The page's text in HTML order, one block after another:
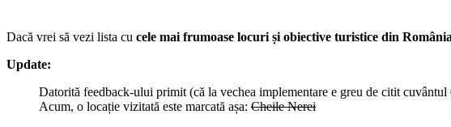
Dacă vrei să vezi lista cu cele mai frumoase locuri și obiective turistice din România
Update:
Datorită feedback-ului primit (că la vechea implementare e greu de citit cuvântul
Acum, o locație vizitată este marcată așa: Cheile Nerei